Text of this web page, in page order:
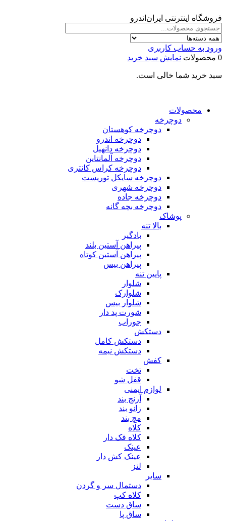
فروشگاه اینترنتی ایران‌اندرو
ورود به حساب کاربری
0 محصولات
نمایش سبد خرید
سبد خرید شما خالی است.
محصولات
دوچرخه
دوچرخه کوهستان
دوچرخه اندرو
دوچرخه دانهیل
دوچرخه آلمانتاین
دوچرخه کراس کانتری
دوچرخه سایکل توریست
دوچرخه شهری
دوچرخه جاده
دوچرخه بچه گانه
پوشاک
بالا تنه
بادگیر
پیراهن آستین بلند
پیراهن آستین کوتاه
پیراهن بیس
پایین تنه
شلوار
شلوارک
شلوار بیس
شورت پد دار
جوراب
دستکش
دستکش کامل
دستکش نیمه
کفش
تخت
قفل شو
لوازم ایمنی
آرنج بند
زانو بند
مچ بند
کلاه
کلاه فک دار
عینک
عینک کش دار
لنز
سایر
دستمال سر و گردن
کلاه کپ
ساق دست
ساق پا